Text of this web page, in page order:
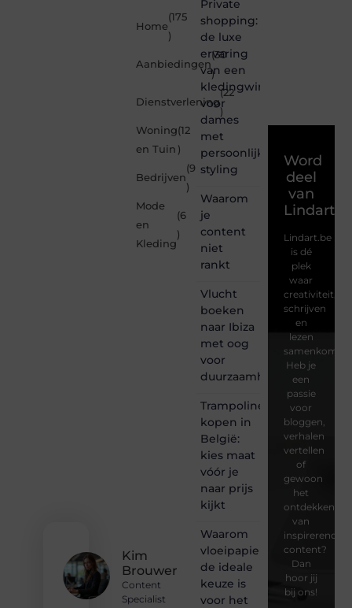
Kim
Brouwer
Content
Specialist
Home
(175
)
Aanbiedingen
(30
)
Dienstverlening
(22
)
Woning
en Tuin
(12
)
Bedrijven
(9
)
Mode
en
Kleding
(6
)
Private
shopping:
de luxe
ervaring
van een
kledingwinkel
voor
dames
met
persoonlijke
styling
Waarom
je
content
niet
rankt
Vlucht
boeken
naar Ibiza
met oog
voor
duurzaamheid
Trampoline
kopen in
België:
kies maat
vóór je
naar prijs
kijkt
Waarom
vloeipapier
de ideale
keuze is
voor het
Word
deel
van
Lindart.be
is dé
plek
waar
creativiteit,
schrijven
en
lezen
samenkomen.
Heb je
een
passie
voor
bloggen,
verhalen
vertellen
of
gewoon
het
ontdekken
van
inspirerende
content?
Dan
hoor jij
bij ons!